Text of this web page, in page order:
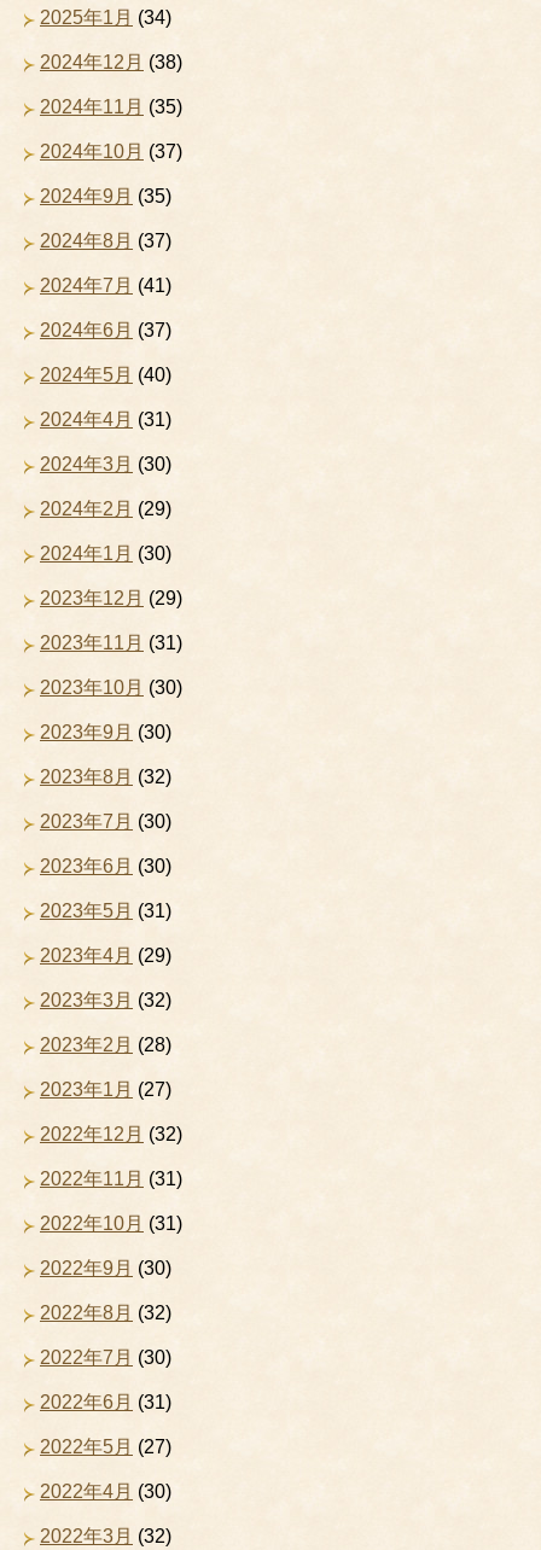
2025年1月 (34)
2024年12月 (38)
2024年11月 (35)
2024年10月 (37)
2024年9月 (35)
2024年8月 (37)
2024年7月 (41)
2024年6月 (37)
2024年5月 (40)
2024年4月 (31)
2024年3月 (30)
2024年2月 (29)
2024年1月 (30)
2023年12月 (29)
2023年11月 (31)
2023年10月 (30)
2023年9月 (30)
2023年8月 (32)
2023年7月 (30)
2023年6月 (30)
2023年5月 (31)
2023年4月 (29)
2023年3月 (32)
2023年2月 (28)
2023年1月 (27)
2022年12月 (32)
2022年11月 (31)
2022年10月 (31)
2022年9月 (30)
2022年8月 (32)
2022年7月 (30)
2022年6月 (31)
2022年5月 (27)
2022年4月 (30)
2022年3月 (32)